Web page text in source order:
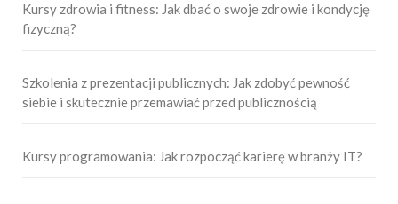
Kursy zdrowia i fitness: Jak dbać o swoje zdrowie i kondycję
fizyczną?
Szkolenia z prezentacji publicznych: Jak zdobyć pewność
siebie i skutecznie przemawiać przed publicznością
Kursy programowania: Jak rozpocząć karierę w branży IT?